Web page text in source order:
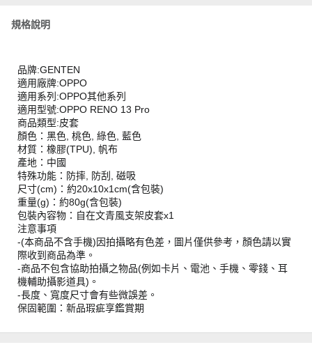
規格說明
品牌:GENTEN
適用廠牌:OPPO
適用系列:OPPO其他系列
適用型號:OPPO RENO 13 Pro
商品類型:皮套
顏色：黑色, 桃色, 綠色, 藍色
材質：橡膠(TPU), 帆布
產地：中國
特殊功能：防摔, 防刮, 磁吸
尺寸(cm)：約20x10x1cm(含包裝)
重量(g)：約80g(含包裝)
包裝內容物：自在文青風支架皮套x1
注意事項
-(本商品不含手機)因拍攝略有色差，圖片僅供參考，顏色請以實
際收到商品為準。
-商品不包含協助拍攝之物品(例如卡片、電池、手機、零錢、耳
機輔助攝影道具)。
-長度、寬度尺寸會有些微誤差。
保固範圍：新品瑕疵享鑑賞期